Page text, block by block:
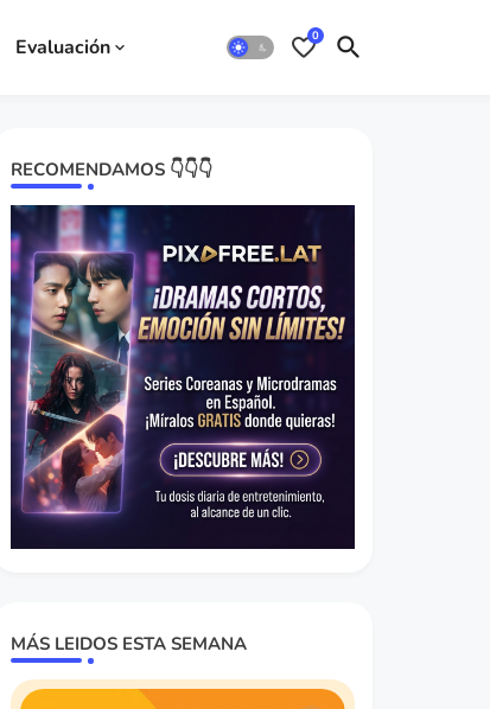
Evaluación 0
RECOMENDAMOS 👇👇👇
MÁS LEIDOS ESTA SEMANA